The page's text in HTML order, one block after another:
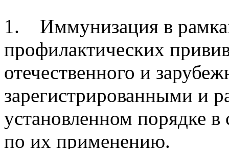
1. Иммунизация в
профилактических
отечественного и
зарегистрированными и
установленном порядке
по их применению.